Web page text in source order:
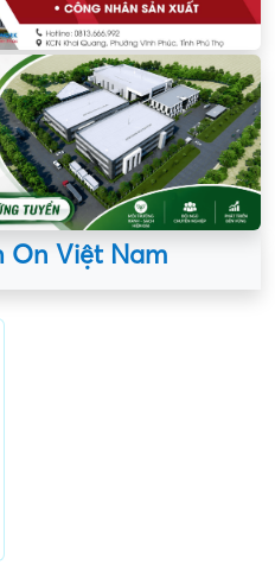
On Việt Nam